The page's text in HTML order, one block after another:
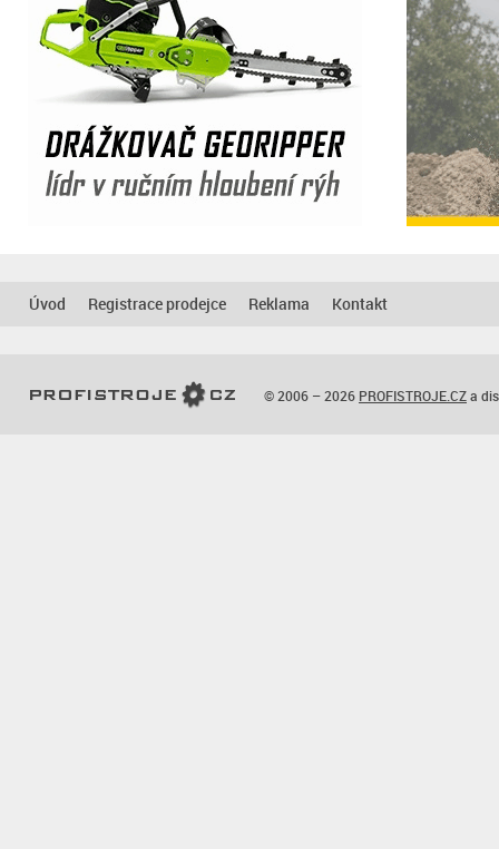
Úvod Registrace prodejce Reklama Kontakt
© 2006 – 2026 PROFISTROJE.CZa